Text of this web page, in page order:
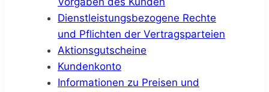
Dienstleistungsbezogene Rechte
und Pflichten der Vertragsparteien
Aktionsgutscheine
Kundenkonto
Informationen zu Preisen und